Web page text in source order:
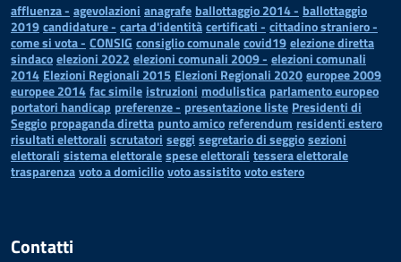
affluenza - agevolazioni anagrafe ballottaggio 2014 - ballottaggio
2019candidature - carta d'identitàcertificati - cittadino straniero -
come si vota - CONSIG consiglio comunalecovid19elezione diretta
sindacoelezioni 2022 elezioni comunali 2009 - elezioni comunali
2014 Elezioni Regionali 2015 Elezioni Regionali 2020europee 2009
europee 2014fac simile istruzioni modulistica parlamento europeo
portatori handicap preferenze - presentazione liste Presidenti di
Seggio propaganda diretta punto amico referendum residenti estero
risultati elettorali scrutatori seggi segretario di seggiosezioni
elettorali sistema elettoralespese elettorali tessera elettorale
trasparenzavoto a domiciliovoto assistitovoto estero
Contatti